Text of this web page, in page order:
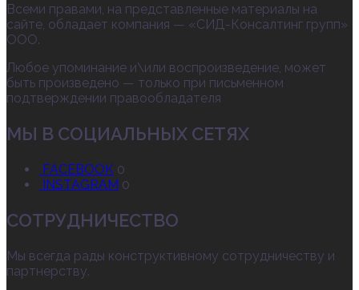
Всеми правами, на представленные материалы на
сайте, обладает компания — «СИД-Консалтинг групп»
ООО.
Любое упоминание и\или воспроизведение, может
быть произведено — только при письменном
подтверждении правообладателя
МЫ В СОЦИАЛЬНЫХ СЕТЯХ
FACEBOOK 0
INSTAGRAM 0
СОТРУДНИЧЕСТВО
Мы всегда рады конструктивному сотрудничеству и
партнерству.